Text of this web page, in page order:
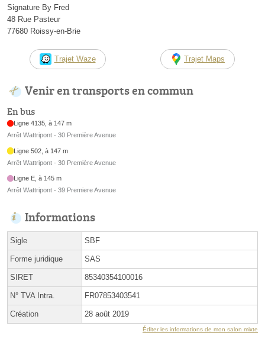
Signature By Fred
48 Rue Pasteur
77680 Roissy-en-Brie
Trajet Waze Trajet Maps
Venir en transports en commun
En bus
Ligne 4135, à 147 m
Arrêt Wattripont - 30 Première Avenue
Ligne 502, à 147 m
Arrêt Wattripont - 30 Première Avenue
Ligne E, à 145 m
Arrêt Wattripont - 39 Premiere Avenue
Informations
Sigle SBF
Forme juridique SAS
SIRET 85340354100016
N° TVA Intra. FR07853403541
Création 28 août 2019
Éditer les informations de mon salon mixte